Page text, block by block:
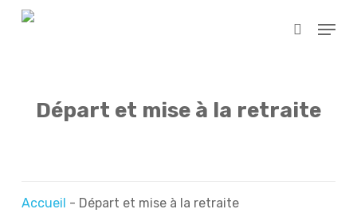
Skip
search
Menu
Départ et mise à la retraite
Accueil - Départ et mise à la retraite